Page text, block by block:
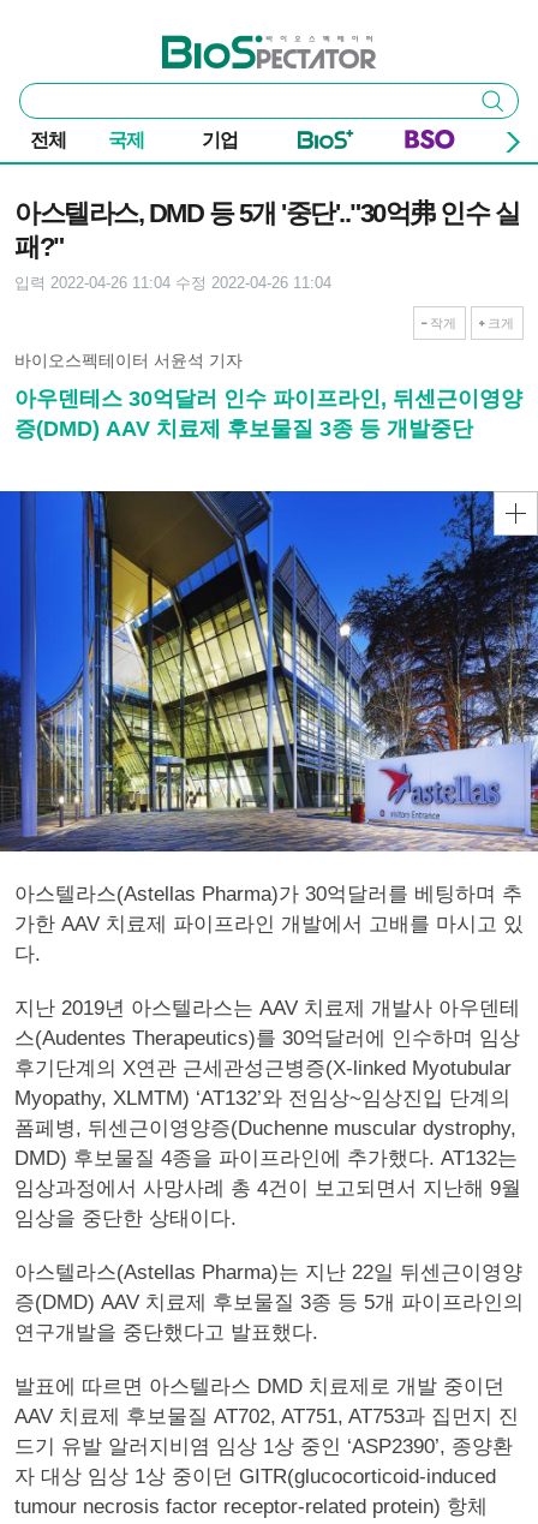
바이오스펙테이터
통
합
검
색
검색
전체 국제 기업
아스텔라스, DMD 등 5개 '중단'.."30억弗 인수 실
패?"
입력 2022-04-26 11:04 수정 2022-04-26 11:04
작게 크게
바이오스펙테이터 서윤석 기자
아우덴테스 30억달러 인수 파이프라인, 뒤센근이영양
증(DMD) AAV 치료제 후보물질 3종 등 개발중단
아스텔라스(Astellas Pharma)가 30억달러를 베팅하며 추
가한 AAV 치료제 파이프라인 개발에서 고배를 마시고 있
다.
지난 2019년 아스텔라스는 AAV 치료제 개발사 아우덴테
스(Audentes Therapeutics)를 30억달러에 인수하며 임상
후기단계의 X연관 근세관성근병증(X-linked Myotubular
Myopathy, XLMTM) ‘AT132’와 전임상~임상진입 단계의
폼페병, 뒤센근이영양증(Duchenne muscular dystrophy,
DMD) 후보물질 4종을 파이프라인에 추가했다. AT132는
임상과정에서 사망사례 총 4건이 보고되면서 지난해 9월
임상을 중단한 상태이다.
아스텔라스(Astellas Pharma)는 지난 22일 뒤센근이영양
증(DMD) AAV 치료제 후보물질 3종 등 5개 파이프라인의
연구개발을 중단했다고 발표했다.
발표에 따르면 아스텔라스 DMD 치료제로 개발 중이던
AAV 치료제 후보물질 AT702, AT751, AT753과 집먼지 진
드기 유발 알러지비염 임상 1상 중인 ‘ASP2390’, 종양환
자 대상 임상 1상 중이던 GITR(glucocorticoid-induced
tumour necrosis factor receptor-related protein) 항체